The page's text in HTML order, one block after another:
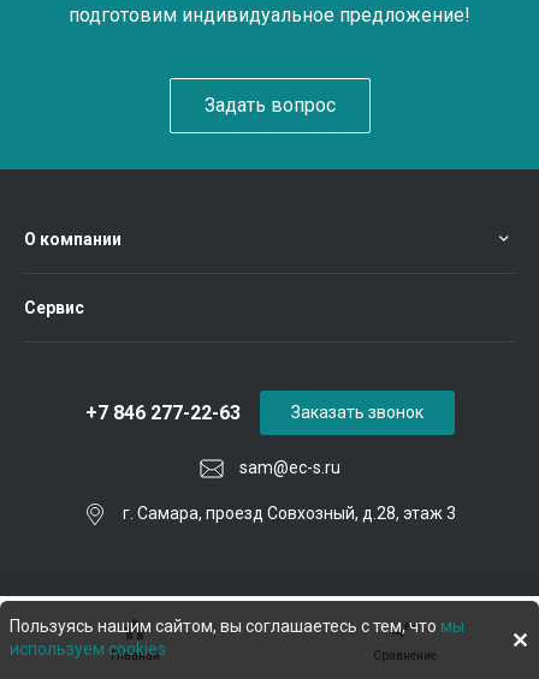
Главная Сравнение
подготовим индивидуальное предложение!
Задать вопрос
О компании
Сервис
sam@ec-s.ru
+7 846 277-22-63
г. Самара, проезд Совхозный, д.28, этаж 3
Заказать звонок
Пользуясь нашим сайтом, вы соглашаетесь с тем, что мы
используем cookies